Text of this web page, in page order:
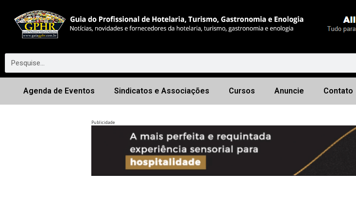
Agenda de Eventos Sindicatos e Associações Cursos Anuncie Contato
Publicidade